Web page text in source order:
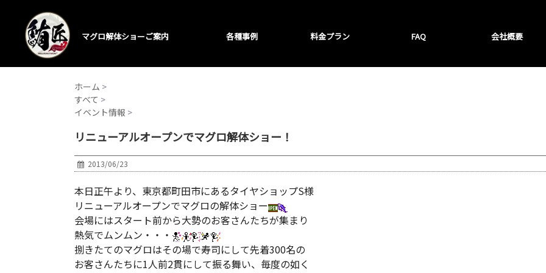
マグロ解体ショーご案内 各種事例 料金プラン FAQ 会社概要
ホーム >
すべて >
イベント情報 >
リニューアルオープンでマグロ解体ショー！
2013/06/23
本日正午より、東京都町田市にあるタイヤショップS様
リニューアルオープンでマグロの解体ショー
会場にはスタート前から大勢のお客さんたちが集まり
熱気でムンムン・・・
捌きたてのマグロはその場で寿司にして先着300名の
お客さんたちに1人前2貫にして振る舞い、毎度の如く